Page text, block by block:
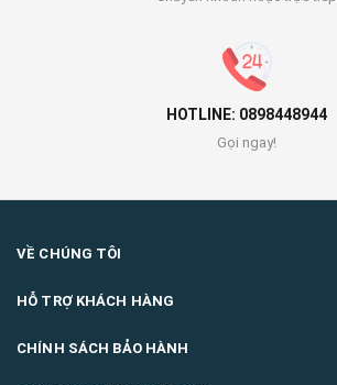
HOTLINE: 0898448944
Gọi ngay!
VỀ CHÚNG TÔI
HỖ TRỢ KHÁCH HÀNG
CHÍNH SÁCH BẢO HÀNH